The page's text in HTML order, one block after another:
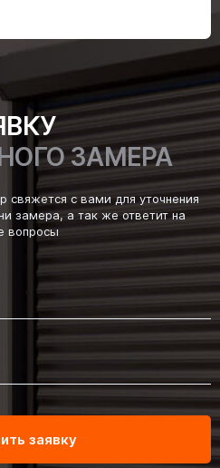
ЗАМЕРА
с вами для уточнения
замера, а так же ответит на
вопросы